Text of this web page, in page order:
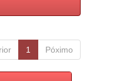
1 Póximo